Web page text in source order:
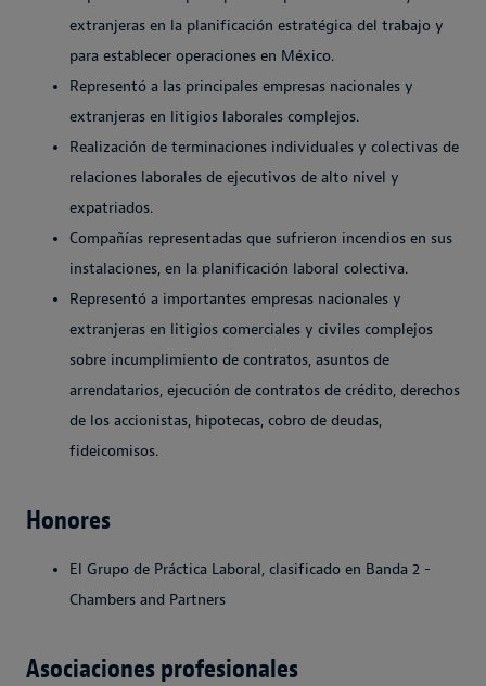
extranjeras en la planificación estratégica del trabajo y
para establecer operaciones en México.
Representó a las principales empresas nacionales y
extranjeras en litigios laborales complejos.
Realización de terminaciones individuales y colectivas de
relaciones laborales de ejecutivos de alto nivel y
expatriados.
Compañías representadas que sufrieron incendios en sus
instalaciones, en la planificación laboral colectiva.
Representó a importantes empresas nacionales y
extranjeras en litigios comerciales y civiles complejos
sobre incumplimiento de contratos, asuntos de
arrendatarios, ejecución de contratos de crédito, derechos
de los accionistas, hipotecas, cobro de deudas,
fideicomisos.
Honores
El Grupo de Práctica Laboral, clasificado en Banda 2 -
Chambers and Partners
Asociaciones profesionales